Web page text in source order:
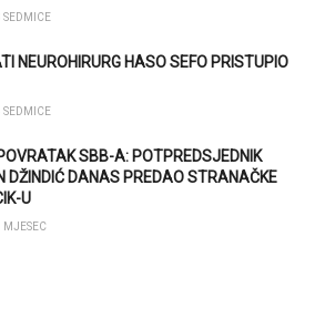
SEDMICE
NEUROHIRURG HASO SEFO PRISTUPIO
SEDMICE
SBB-A: POTPREDSJEDNIK
DŽINDIĆ DANAS PREDAO STRANAČKE
U
MJESEC